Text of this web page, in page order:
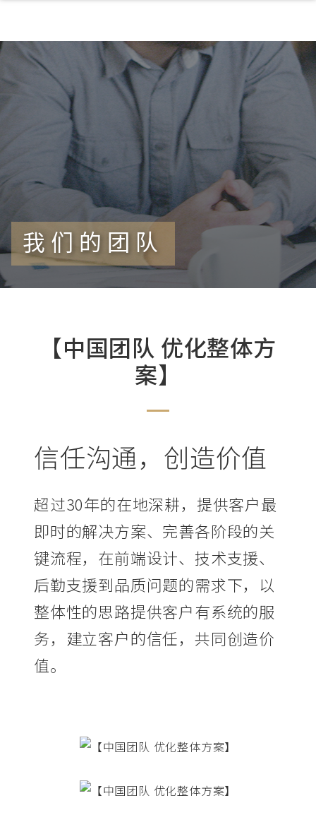
我们的团队
【中国团队 优化整体方
案】
信任沟通，创造价值
超过30年的在地深耕，提供客户最
即时的解决方案、完善各阶段的关
键流程，在前端设计、技术支援、
后勤支援到品质问题的需求下，以
整体性的思路提供客户有系统的服
务，建立客户的信任，共同创造价
值。